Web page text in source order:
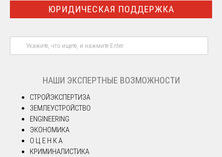
ЮРИДИЧЕСКАЯ ПОДДЕРЖКА
НАШИ ЭКСПЕРТНЫЕ ВОЗМОЖНОСТИ
СТРОЙЭКСПЕРТИЗА
ЗЕМЛЕУСТРОЙСТВО
ENGINEERING
ЭКОНОМИКА
О Ц Е Н К А
КРИМИНАЛИСТИКА